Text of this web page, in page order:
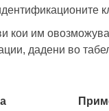
им
дадени во